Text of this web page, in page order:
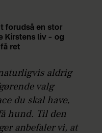
forudså en stor
Kirstens liv – og
ret
aldrig
valg
du skal have,
hund. Til den
anbefaler vi, at